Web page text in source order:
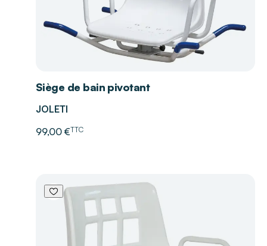
Siège de bain pivotant
JOLETI
99,00 €TTC